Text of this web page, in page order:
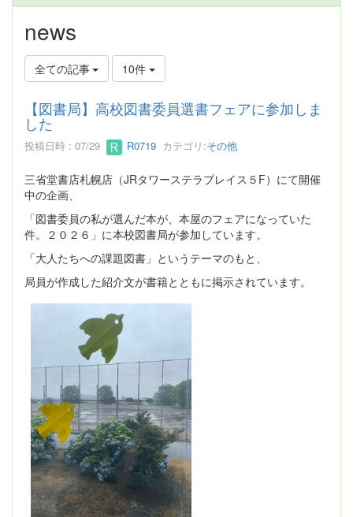
news
全ての記事 10件
【図書局】高校図書委員選書フェアに参加しま
した
投稿日時 : 07/29 R0719 カテゴリ:その他
三省堂書店札幌店（JRタワーステラプレイス５F）にて開催
中の企画、
「図書委員の私が選んだ本が、本屋のフェアになっていた
件。２０２６」に本校図書局が参加しています。
「大人たちへの課題図書」というテーマのもと、
局員が作成した紹介文が書籍とともに掲示されています。